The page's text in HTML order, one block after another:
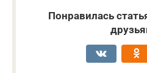
Понравилась